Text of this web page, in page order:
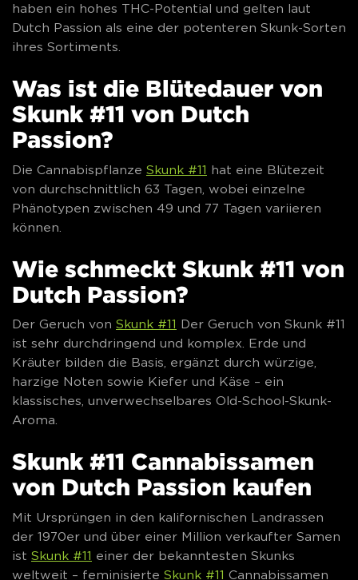
haben ein hohes THC-Potential und gelten laut
Dutch Passion als eine der potenteren Skunk-Sorten
ihres Sortiments.
Was ist die Blütedauer von
Skunk #11 von Dutch
Passion?
Die Cannabispflanze Skunk #11 hat eine Blütezeit
von durchschnittlich 63 Tagen, wobei einzelne
Phänotypen zwischen 49 und 77 Tagen variieren
können.
Wie schmeckt Skunk #11 von
Dutch Passion?
Der Geruch von Skunk #11 Der Geruch von Skunk #11
ist sehr durchdringend und komplex. Erde und
Kräuter bilden die Basis, ergänzt durch würzige,
harzige Noten sowie Kiefer und Käse – ein
klassisches, unverwechselbares Old-School-Skunk-
Aroma.
Skunk #11 Cannabissamen
von Dutch Passion kaufen
Mit Ursprüngen in den kalifornischen Landrassen
der 1970er und über einer Million verkaufter Samen
ist Skunk #11 einer der bekanntesten Skunks
weltweit – feminisierte Skunk #11 Cannabissamen